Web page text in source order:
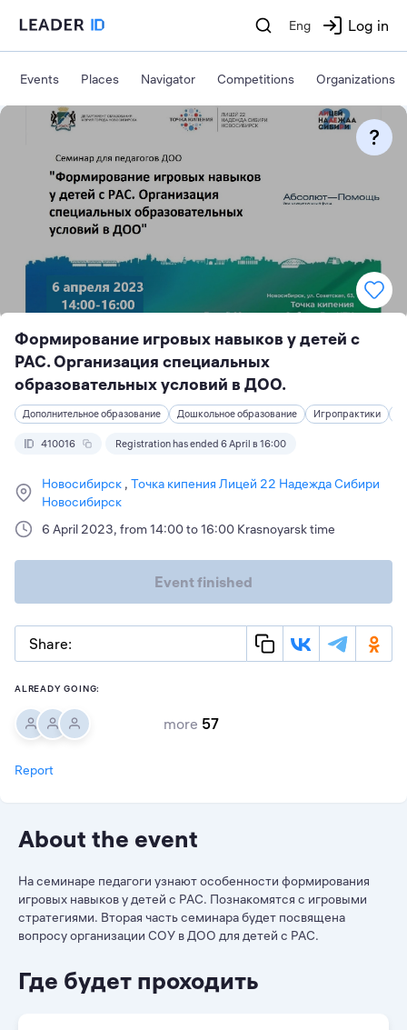
Eng Log in
Events Places Navigator Competitions Organizations
Формирование игровых навыков у детей с
РАС. Организация специальных
образовательных условий в ДОО.
Дополнительное образование Дошкольное образование Игропрактики
410016 Registration has ended 6 April в 16:00
Новосибирск Точка кипения Лицей 22 Надежда Сибири
Новосибирск
6 April 2023, from 14:00 to 16:00 Krasnoyarsk time
Event finished
Share:
ALREADY GOING:
more 57
Report
About the event
На семинаре педагоги узнают особенности формирования
игровых навыков у детей с РАС. Познакомятся с игровыми
стратегиями. Вторая часть семинара будет посвящена
вопросу организации СОУ в ДОО для детей с РАС.
Где будет проходить